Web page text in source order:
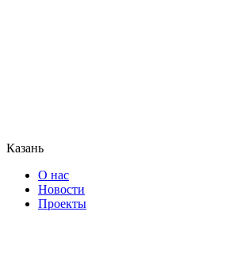
Казань
О нас
Новости
Проекты